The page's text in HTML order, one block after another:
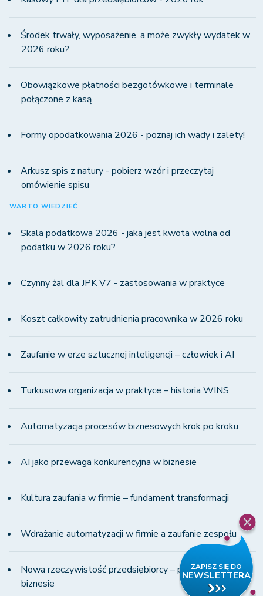
Środek trwały, wyposażenie, a może zwykły wydatek w
2026 roku?
Obowiązkowe płatności bezgotówkowe i terminale
połączone z kasą
Formy opodatkowania 2026 - poznaj ich wady i zalety!
Arkusz spis z natury - pobierz wzór i przeczytaj
omówienie spisu
WARTO WIEDZIEĆ
Skala podatkowa 2026 - jaka jest kwota wolna od
podatku w 2026 roku?
Czynny żal dla JPK V7 - zastosowania w praktyce
Koszt całkowity zatrudnienia pracownika w 2026 roku
Zaufanie w erze sztucznej inteligencji – człowiek i AI
Turkusowa organizacja w praktyce – historia WINS
Automatyzacja procesów biznesowych krok po kroku
AI jako przewaga konkurencyjna w biznesie
Kultura zaufania w firmie – fundament transformacji
Wdrażanie automatyzacji w firmie a zaufanie zespołu
Nowa rzeczywistość przedsiębiorcy – presja i zmiany w
biznesie